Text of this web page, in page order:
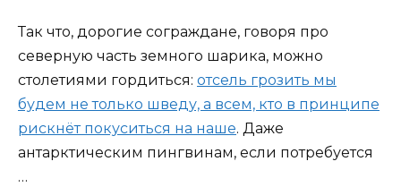
Так что, дорогие сограждане, говоря про
северную часть земного шарика, можно
столетиями гордиться: отсель грозить мы
будем не только шведу, а всем, кто в принципе
рискнёт покуситься на наше. Даже
антарктическим пингвинам, если потребуется
…